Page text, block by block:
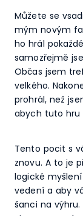
Můžete se
mým novým
ho hrál
samozřejmě
Občas jsem
velkého.
prohrál, než
abych tuto hru
Tento pocit s
znovu. A to je
logické
vedení a aby
šanci na